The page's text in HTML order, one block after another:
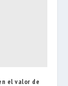
el valor de